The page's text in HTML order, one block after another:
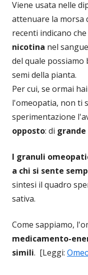
Viene usata nelle
attenuare la morsa
recenti indicano
nicotina nel
del quale possiamo
semi della pianta.
Per cui, se ormai
l'omeopatia, non ti
sperimentazione
opposto: di grande
I granuli
a chi si sente
sintesi il quadro
sativa.
Come sappiamo,
medicamento-
simili. [Leggi: